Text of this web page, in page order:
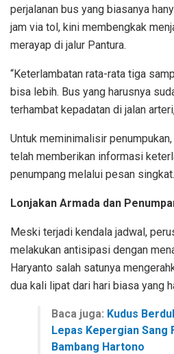
perjalanan bus yang biasanya
jam via tol, kini membengkak
merayap di jalur Pantura.
“Keterlambatan rata-rata tiga
bisa lebih. Bus yang harusnya
terhambat kepadatan di jalan
Untuk meminimalisir
telah memberikan informasi
penumpang melalui pesan singkat.
Lonjakan Armada dan
Meski terjadi kendala jadwal,
melakukan antisipasi dengan
Haryanto salah satunya
dua kali lipat dari hari biasa yang
Baca juga: Kudus
Lepas Kepergian Sang
Bambang Hartono